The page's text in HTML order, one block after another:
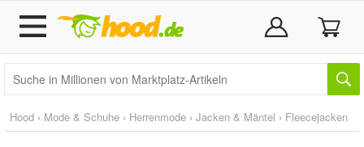
Hood › Mode & Schuhe › Herrenmode › Jacken & Mäntel › Fleecejacken